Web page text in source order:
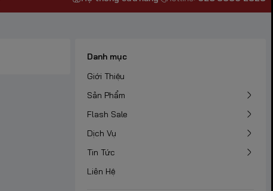
Danh mục
Giới Thiệu
Sản Phẩm
Flash Sale
Dịch Vụ
Tin Tức
Liên Hệ